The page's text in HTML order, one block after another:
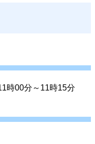
時00分～11時15分